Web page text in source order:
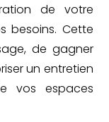
de votre
besoins. Cette
de gagner
un entretien
vos espaces